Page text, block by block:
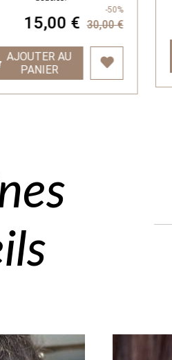
15,00 € 30,00 €
-50%
AU
PANIER